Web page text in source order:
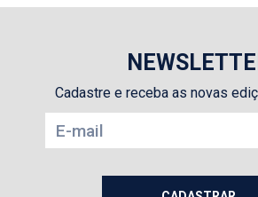
Cadastre e receba as novas